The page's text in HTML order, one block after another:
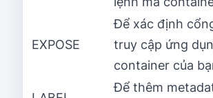
EXPOSE
Để xác định
truy cập ứng
container của
Để thêm